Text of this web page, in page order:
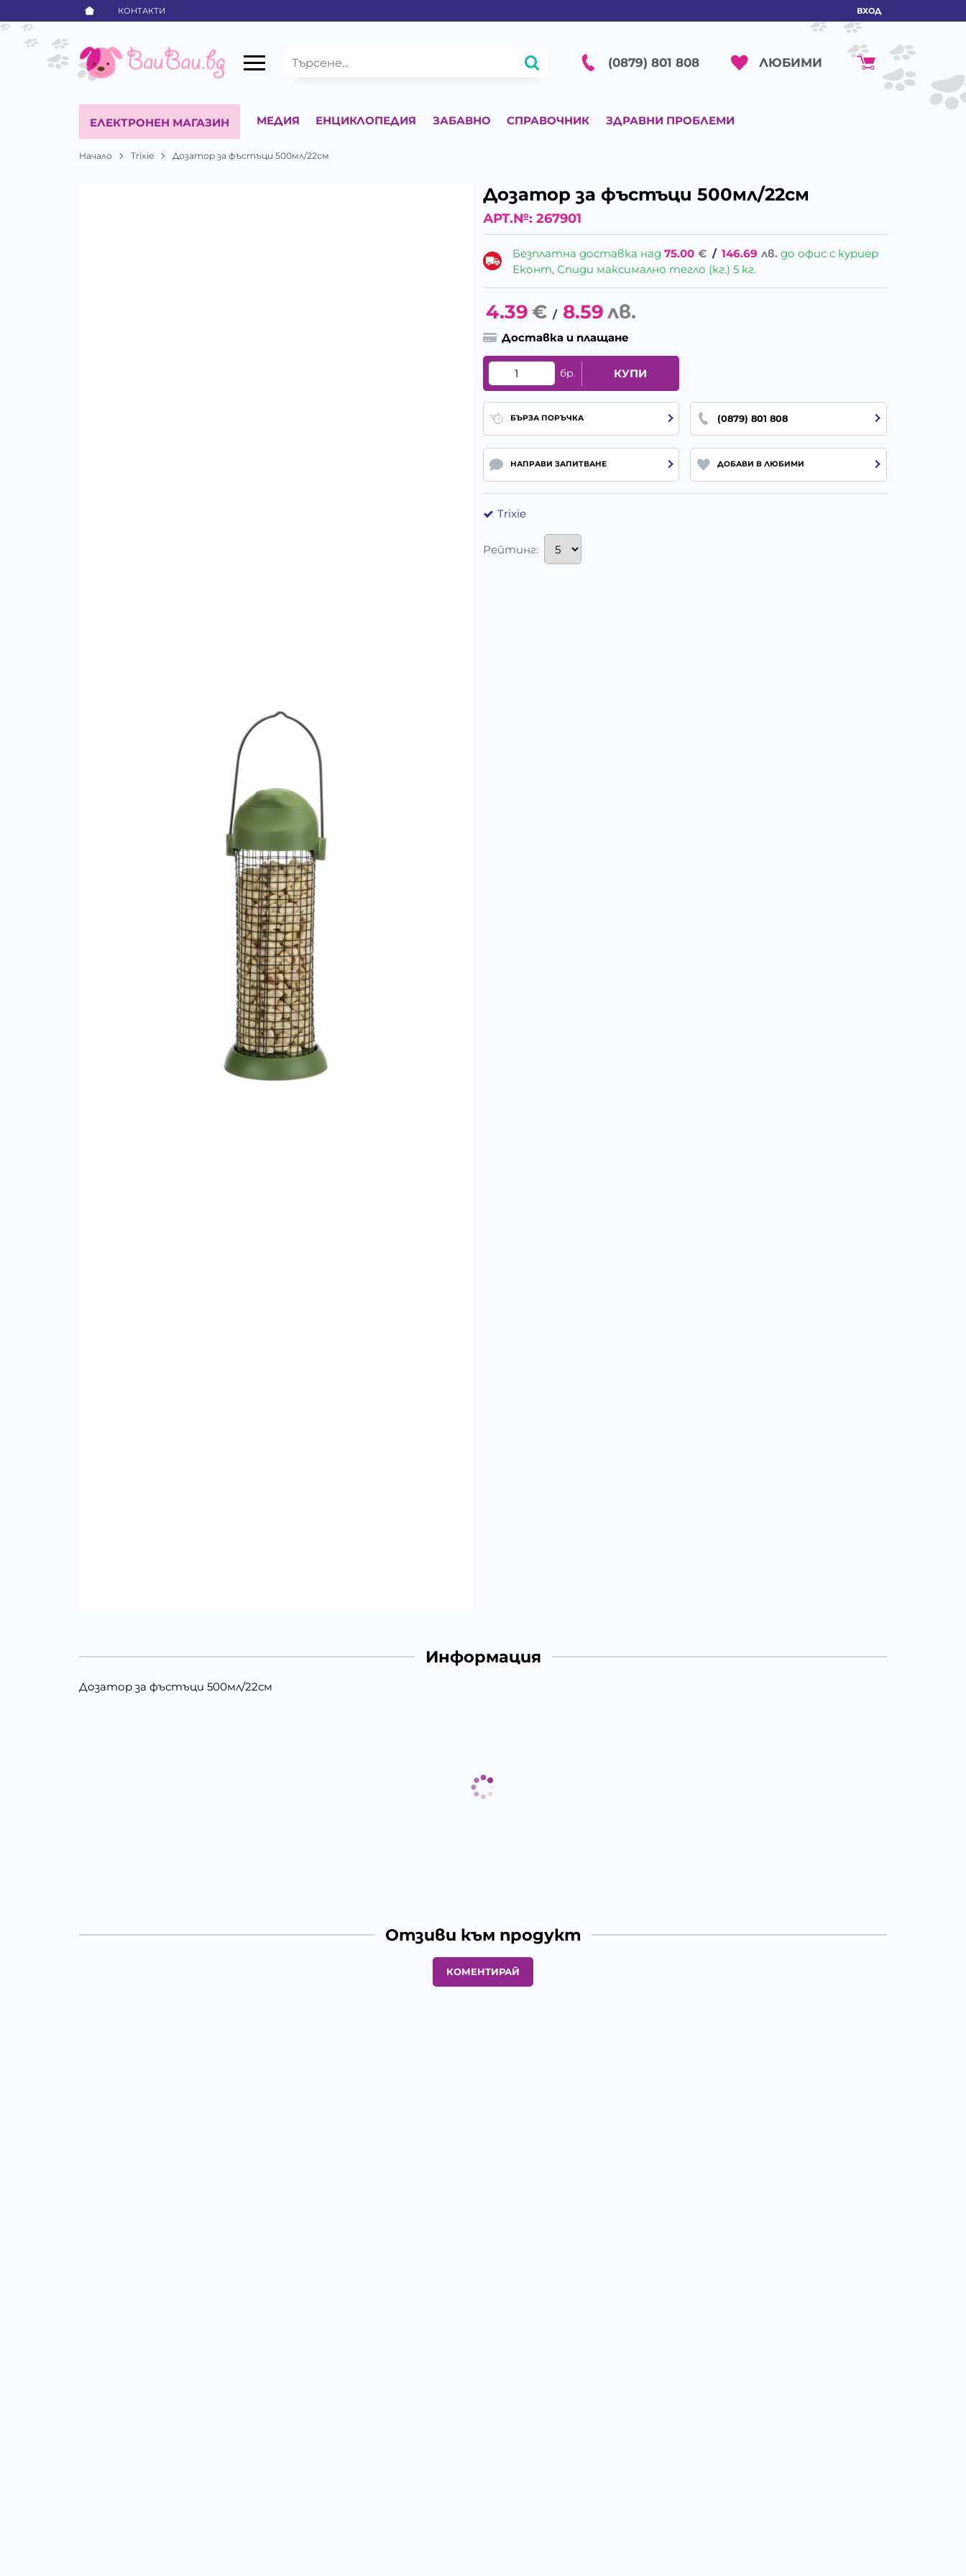
КОНТАКТИ ВХОД
(0879) 801 808 ЛЮБИМИ
ЕЛЕКТРОНЕН МАГАЗИН МЕДИЯ ЕНЦИКЛОПЕДИЯ ЗАБАВНО СПРАВОЧНИК ЗДРАВНИ ПРОБЛЕМИ
Начало Trixie Дозатор за фъстъци 500мл/22см
Дозатор за фъстъци 500мл/22см
АРТ.№: 267901
Безплатна доставка над75.00 € / 146.69 лв. до офис с куриер
Еконт, Спиди максимално тегло (кг.) 5 кг.
4.39€ / 8.59лв.
Доставка и плащане
бр. КУПИ
БЪРЗА ПОРЪЧКА (0879) 801 808
НАПРАВИ ЗАПИТВАНЕ ДОБАВИ В ЛЮБИМИ
Trixie
Рейтинг:
Информация
Дозатор за фъстъци 500мл/22см
Отзиви към продукт
КОМЕНТИРАЙ